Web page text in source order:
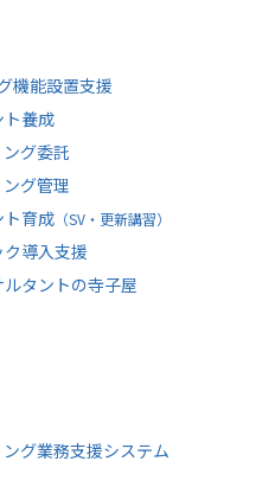
機能設置支援
ト養成
グ委託
グ管理
ト育成 （SV・更新講習）
導入支援
タントの寺子屋
グ業務支援システム